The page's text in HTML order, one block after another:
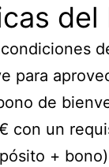
del
para
de
con un
+